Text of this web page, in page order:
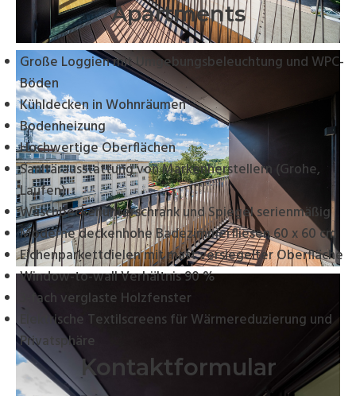
Apartments
Große Loggien mit Umgebungsbeleuchtung und WPC-
Böden
Kühldecken in Wohnräumen
Bodenheizung
Hochwertige Oberflächen
Sanitärausstattung von Markenherstellern (Grohe,
Laufen)
Waschbeckenunterschrank und Spiegel serienmäßig
Moderne deckenhohe Badezimmerfliesen 60 x 60 cm
Eichenparkettdielen mit matt versiegelter Oberfläche
Window-to-wall Verhältnis 90 %
3-fach verglaste Holzfenster
Elektrische Textilscreens für Wärmereduzierung und
Privatsphäre
Kontaktformular